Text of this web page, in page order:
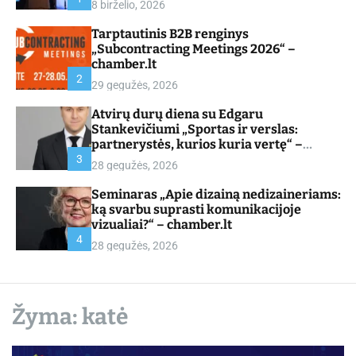
8 birželio, 2026
2
Tarptautinis B2B renginys
„Subcontracting Meetings 2026“ –
chamber.lt
29 gegužės, 2026
3
Atvirų durų diena su Edgaru
Stankevičiumi „Sportas ir verslas:
partnerystės, kurios kuria vertę“ –
chamber.lt
28 gegužės, 2026
4
Seminaras „Apie dizainą nedizaineriams:
ką svarbu suprasti komunikacijoje
vizualiai?“ – chamber.lt
28 gegužės, 2026
Žyma:katė